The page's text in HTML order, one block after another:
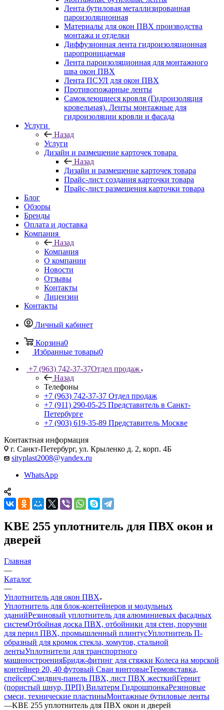
Лента бутиловая металлизированная
пароизоляционная
Материалы для окон ПВХ производства
монтажа и отделки
Диффузионная лента гидроизоляционная
паропроницаемая
Лента пароизоляционная для монтажного
шва окон ПВХ
Лента ПСУЛ для окон ПВХ
Противопожарные ленты
Самоклеющиеся кровля (Гидроизоляция
кровельная). Ленты монтажные для
гидроизоляции кровли и фасада
Услуги
Назад
Услуги
Дизайн и размещение карточек товара
Назад
Дизайн и размещение карточек товара
Прайс-лист создания карточки товара
Прайс-лист размещения карточки товара
Блог
Обзоры
Бренды
Оплата и доставка
Компания
Назад
Компания
О компании
Новости
Отзывы
Контакты
Лицензии
Контакты
Личный кабинет
Корзина0
Избранные товары0
+7 (963) 742-37-37Отдел продаж
Назад
Телефоны
+7 (963) 742-37-37 Отдел продаж
+7 (911) 290-05-25 Представитель в Санкт-
Петербурге
+7 (903) 619-35-89 Представитель Москве
Контактная информация
г. Санкт-Петербург, ул. Крыленко д. 2, корп. 4Б
sityplast2008@yandex.ru
WhatsApp
KBE 255 уплотнитель для ПВХ окон и
дверей
Главная
—
Каталог
—
Уплотнитель для окон ПВХ
Уплотнитель для блок-контейнеров и модульных
зданийРезиновый уплотнитель для алюминиевых фасадных
системОтбойная доска ПВХ, отбойники для стен, поручни
для перил ПВХ, промышленный плинтусУплотнитель П-
образный для кромок стекла, хомутов, стальной
лентыУплотнители для транспортного
машиностроенияБридж-фитинг для стяжки Колеса на морской
контейнер 20, 40 футовый Сваи винтовыеТермовставка,
спейсерСэндвич-панель ПВХ, лист ПВХ жесткийГернит
(пористый шнур, ПРП) Вилатерм ГидрошпонкаРезиновые
смеси, технические пластиныМонтажные бутиловые ленты
—KBE 255 уплотнитель для ПВХ окон и дверей